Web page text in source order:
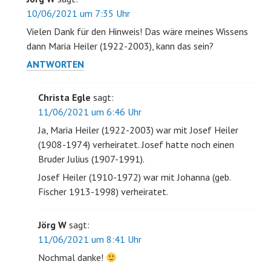
10/06/2021 um 7:35 Uhr
Vielen Dank für den Hinweis! Das wäre meines Wissens
dann Maria Heiler (1922-2003), kann das sein?
ANTWORTEN
Christa Egle sagt:
11/06/2021 um 6:46 Uhr
Ja, Maria Heiler (1922-2003) war mit Josef Heiler
(1908-1974) verheiratet. Josef hatte noch einen
Bruder Julius (1907-1991).
Josef Heiler (1910-1972) war mit Johanna (geb.
Fischer 1913-1998) verheiratet.
Jörg W sagt:
11/06/2021 um 8:41 Uhr
Nochmal danke!